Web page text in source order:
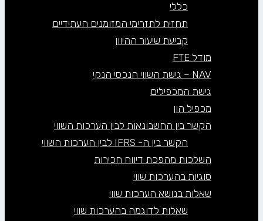
כללי
תחזית לתזרימי המזומנים העתידיים
קביעת שיעור ההיוון
מודל FTE
NAV – גישת השווי הנכסי הנקי
גישת המכפילים
מכפיל הון
הקשר בין החשבונאות לבין הערכות השווי
הקשר בין ה- IFRS לבין הערכות השווי
השלכות מהפכת דיווח חכירות
סוגיות בהערכות שווי
שאלות בנושא הערכות שווי
שאלות לדוגמה בהערכות שווי